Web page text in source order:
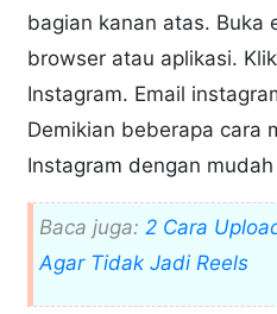
bagian kanan atas. Buka
browser atau aplikasi.
Instagram. Email
Demikian beberapa cara
Instagram dengan
Baca juga: 2 Cara
Agar Tidak Jadi Reels